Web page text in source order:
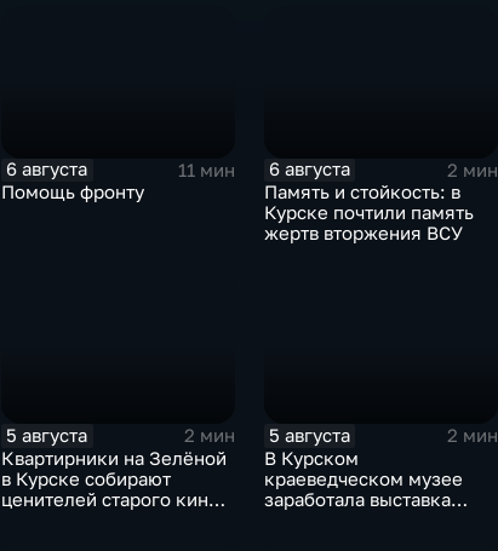
6 августа
11 мин
Помощь фронту
6 августа
2 мин
Память и стойкость: в
Курске почтили память
жертв вторжения ВСУ
5 августа
2 мин
Квартирники на Зелёной
в Курске собирают
ценителей старого кино
5 августа
2 мин
В Курском
краеведческом музее
заработала выставка